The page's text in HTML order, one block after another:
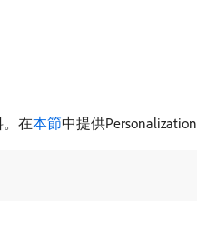
在本節中提供